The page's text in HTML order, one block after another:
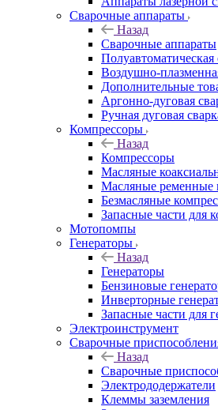
Сварочные аппараты
Назад
Сварочные аппараты
Воздушно-
Дополнительные
Аргонно-дуговая
Ручная дуговая
Компрессоры
Назад
Компрессоры
Масляные
Масляные ременные
Безмасляные
Запасные части для
Мотопомпы
Генераторы
Назад
Генераторы
Бензиновые
Инверторные
Запасные части для
Электроинструмент
Сварочные
Назад
Сварочные
Электрододержатели
Клеммы заземления